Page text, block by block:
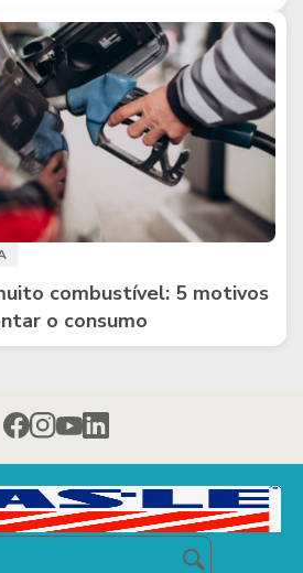
combustível: 5 motivos
o consumo